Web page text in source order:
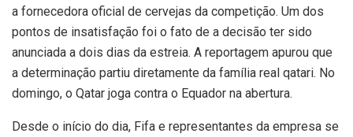
a fornecedora oficial de cervejas da competição. Um dos
pontos de insatisfação foi o fato de a decisão ter sido
anunciada a dois dias da estreia. A reportagem apurou que
a determinação partiu diretamente da família real qatari. No
domingo, o Qatar joga contra o Equador na abertura.
Desde o início do dia, Fifa e representantes da empresa se